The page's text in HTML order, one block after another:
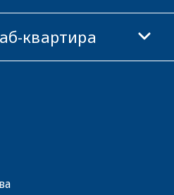
норм
квартира